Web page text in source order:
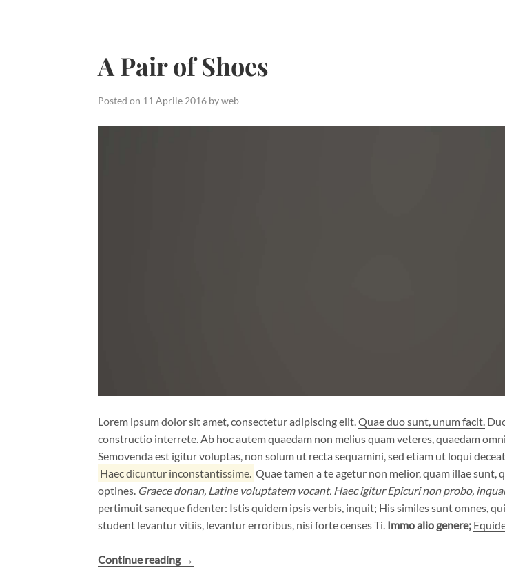
A Pair of Shoes
Posted on 11 Aprile 2016 byweb
Lorem ipsum dolor sit amet, consectetur adipiscing elit. Quae duo sunt, unum facit.
constructio interrete. Ab hoc autem quaedam non melius quam veteres, quaedam
Semovenda est igitur voluptas, non solum ut recta sequamini, sed etiam ut loqui
Haec dicuntur inconstantissime. Quae tamen a te agetur non melior, quam illae sunt,
optines. Graece donan, Latine voluptatem vocant. Haec igitur Epicuri non probo,
pertimuit saneque fidenter: Istis quidem ipsis verbis, inquit; His similes sunt omnes,
student levantur vitiis, levantur erroribus, nisi forte censes Ti. Immo alio genere;
Continue reading “A
→